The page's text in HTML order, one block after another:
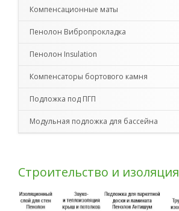
Компенсационные маты
Пенолон Вибропрокладка
Пенолон Insulation
Компенсаторы бортового камня
Подложка под ПГП
Модульная подложка для бассейна
Строительство и изоляция